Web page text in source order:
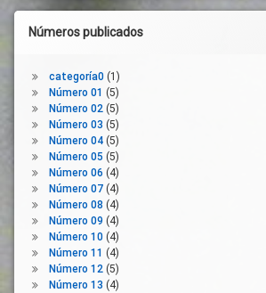
Recursos
Comunitarios
Renta
Mínima
Servicios
Publicos
Servicios
Sociales
Servicios
Sociales
Básicos
Sistema
Sanitario
Alarma
Gobernanza
Higiene
Junta
Legislación
Ley
Orgánica
Libre
Circulación
Medidas
Movilidad
Normativa
Números publicados
categoría0(1)
Número 01 (5)
Número 02(5)
Número 03 (5)
Número 04(5)
Número 05 (5)
Número 06 (4)
Número 07(4)
Número 08 (4)
Número 09 (4)
Número 10(4)
Número 11 (4)
Número 12(5)
Número 13 (4)